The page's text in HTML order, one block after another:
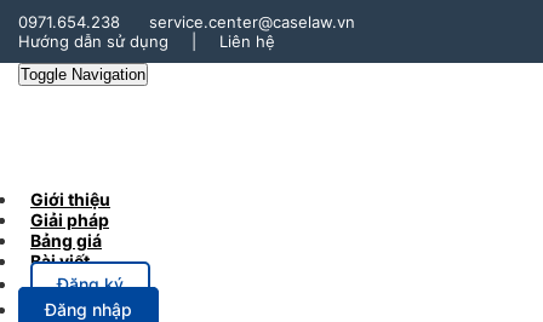
0971.654.238
service.center@caselaw.vn
Hướng dẫn sử dụng
Liên hệ
Toggle Navigation
Giới thiệu
Giải pháp
Bảng giá
Bài viết
Đăng ký
Đăng nhập